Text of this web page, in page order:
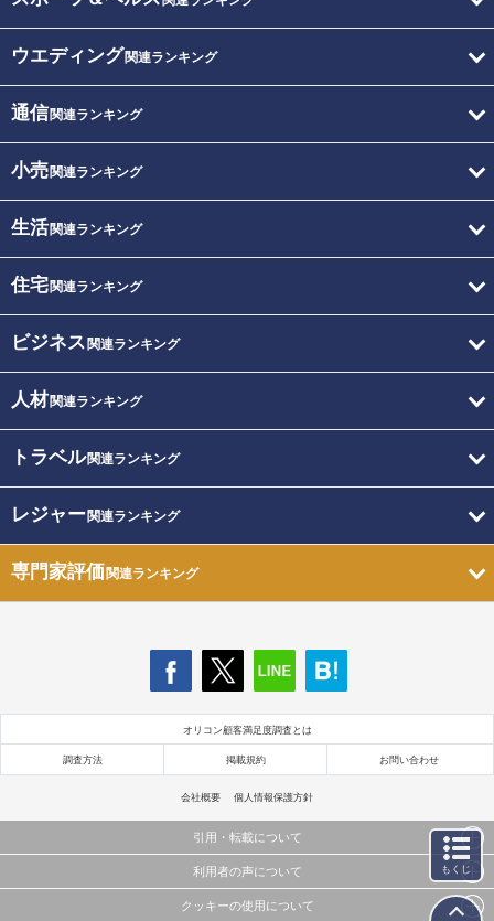
ウエディング関連ランキング
通信関連ランキング
小売関連ランキング
生活関連ランキング
住宅関連ランキング
ビジネス 関連ランキング
人材関連ランキング
トラベル関連ランキング
レジャー関連ランキング
専門家評価関連ランキング
オリコン顧客満足度調査とは
調査方法 掲載規約 お問い合わせ
会社概要 個人情報保護方針
引用・転載について
当サイトで公開されている情報（文字、写真、イラスト、画像データ等）及びこれらの配置・
これらの情報を権利者の許可なく無断転載・複製などの二次利用を行うことは固く禁じており
利用者の声について
当サイトに掲載している内容はすべてサービスの利用者が提出された見解・感想です。
クッキーの使用について
もくじ